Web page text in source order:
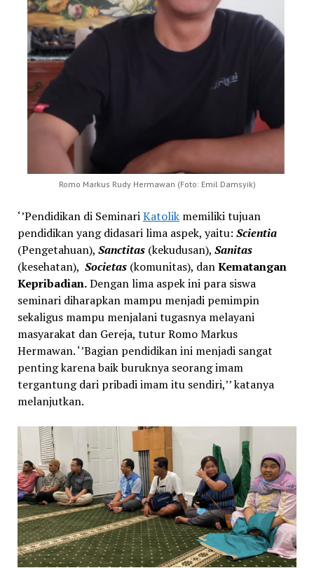
Romo Markus Rudy Hermawan (Foto: Emil Damsyik)
‘’Pendidikan di SeminariKatolik memiliki tujuan
pendidikan yang didasari lima aspek, yaitu: Scientia
(Pengetahuan), Sanctitas(kekudusan), Sanitas
(kesehatan), Societas(komunitas), danKematangan
Kepribadian.Dengan lima aspek ini para siswa
seminari diharapkan mampu menjadi pemimpin
sekaligus mampu menjalani tugasnya melayani
masyarakat dan Gereja, tutur Romo Markus
Hermawan. ‘’Bagian pendidikan ini menjadi sangat
penting karena baik buruknya seorang imam
tergantung dari pribadi imam itu sendiri,’’ katanya
melanjutkan.